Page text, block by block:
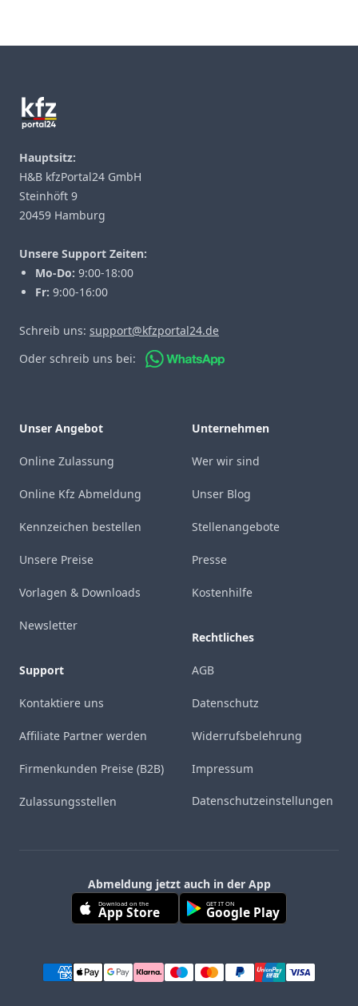
Hauptsitz:
H&B kfzPortal24 GmbH
Steinhöft 9
20459 Hamburg
Unsere Support Zeiten:
Mo-Do: 9:00-18:00
Fr: 9:00-16:00
Schreib uns: support@kfzportal24.de
Oder schreib uns bei:
Unser Angebot
Online Zulassung
Online Kfz Abmeldung
Kennzeichen bestellen
Unsere Preise
Vorlagen & Downloads
Newsletter
Support
Kontaktiere uns
Affiliate Partner werden
Firmenkunden Preise (B2B)
Zulassungsstellen
Unternehmen
Wer wir sind
Unser Blog
Stellenangebote
Presse
Kostenhilfe
Rechtliches
AGB
Datenschutz
Widerrufsbelehrung
Impressum
Datenschutzeinstellungen
Abmeldung jetzt auch in der App
Download on the
App Store GET IT ON
Google Play